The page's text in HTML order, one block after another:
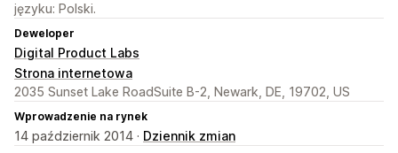
języku: Polski.
Deweloper
Digital Product Labs
Strona internetowa
2035 Sunset Lake RoadSuite B-2, Newark, DE, 19702, US
Wprowadzenie na rynek
14 październik 2014 · Dziennik zmian